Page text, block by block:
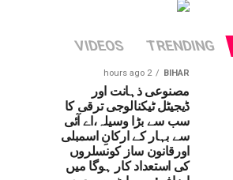
TRENDING
VIDEOS
BIHAR
2 hours ago
مصنوعی ذہانت اور
ڈیجیٹل ٹیکنالوجی ترقی کا
سب سے بڑا وسیلہ،اے آئی
سے بہار کے ارکانِ اسمبلی
اورقانون ساز کونسلروں
کی استعداد کار ہوگا میں